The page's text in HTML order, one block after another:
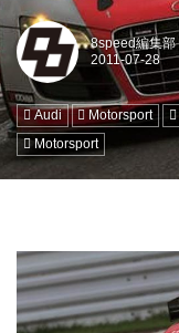
8speed編集部
Audi Motorsport
Motorsport